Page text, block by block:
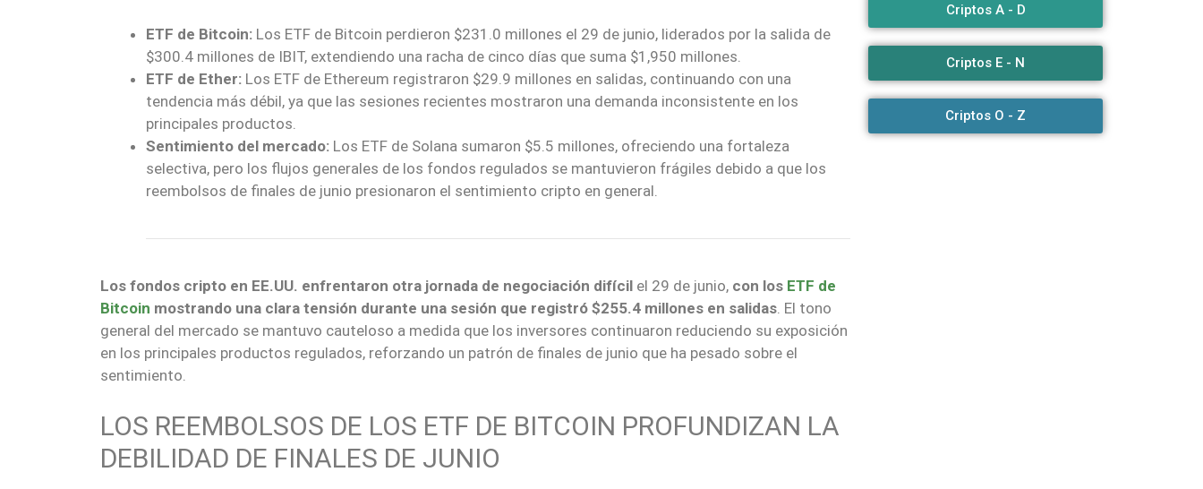
ETF de Bitcoin: Los ETF de Bitcoin perdieron $231.0 millones el 29 de junio, liderados por la salida de
$300.4 millones de IBIT, extendiendo una racha de cinco días que suma $1,950 millones.
ETF de Ether: Los ETF de Ethereum registraron $29.9 millones en salidas, continuando con una
tendencia más débil, ya que las sesiones recientes mostraron una demanda inconsistente en los
principales productos.
Sentimiento del mercado: Los ETF de Solana sumaron $5.5 millones, ofreciendo una fortaleza
selectiva, pero los flujos generales de los fondos regulados se mantuvieron frágiles debido a que los
reembolsos de finales de junio presionaron el sentimiento cripto en general.
Los fondos cripto en EE.UU. enfrentaron otra jornada de negociación difícil el 29 de junio, con los ETF de
Bitcoin mostrando una clara tensión durante una sesión que registró $255.4 millones en salidas. El tono
general del mercado se mantuvo cauteloso a medida que los inversores continuaron reduciendo su exposición
en los principales productos regulados, reforzando un patrón de finales de junio que ha pesado sobre el
sentimiento.
LOS REEMBOLSOS DE LOS ETF DE BITCOIN PROFUNDIZAN LA
DEBILIDAD DE FINALES DE JUNIO
Criptos A - D
Criptos E - N
Criptos O - Z